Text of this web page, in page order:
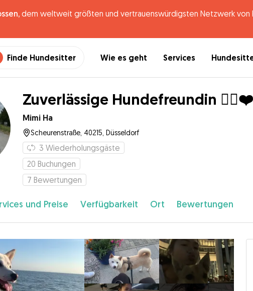
dem weltweit größten und vertrauenswürdigsten Netzwerk von
Finde Hundesitter Wie es geht Services
Zuverlässige Hundefreundin 🐕‍🦺❤️
Mimi Ha
Scheurenstraße, 40215, Düsseldorf
3 Wiederholungsgäste
20 Buchungen
7 Bewertungen
und Preise Verfügbarkeit Ort Bewertungen